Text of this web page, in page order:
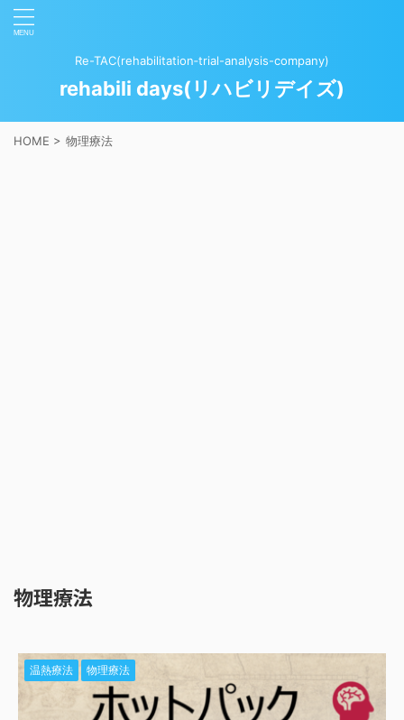
Re-TAC(rehabilitation‐trial-analysis-company)
rehabili days(リハビリデイズ)
HOME > 物理療法
物理療法
温熱療法 物理療法